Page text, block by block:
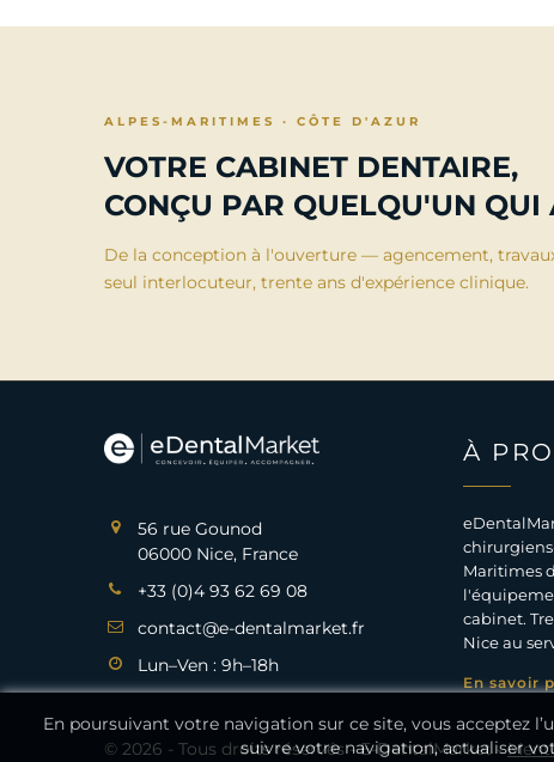
ALPES-MARITIMES · CÔTE D'AZUR
VOTRE CABINET DENTAIRE,
CONÇU PAR QUELQU'UN QUI
De la conception à l'ouverture — agencement,
seul interlocuteur, trente ans d'expérience clinique.
56 rue Gounod
06000 Nice, France
+33 (0)4 93 62 69 08
contact@e-dentalmarket.fr
Lun–Ven : 9h–18h
À
Maritimes
cabinet.
Nice au
En savoir
En poursuivant votre navigation sur ce site, vous acceptez
suivre votre navigation, actualiser
© 2026 - Tous droits réservés - E-DentalMarket -